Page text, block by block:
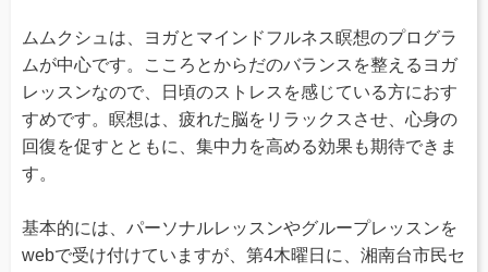
ムムクシュは、ヨガとマインドフルネス瞑想のプログラ
ムが中心です。こころとからだのバランスを整えるヨガ
レッスンなので、日頃のストレスを感じている方におす
すめです。瞑想は、疲れた脳をリラックスさせ、心身の
回復を促すとともに、集中力を高める効果も期待できま
す。
基本的には、パーソナルレッスンやグループレッスンを
webで受け付けていますが、第4木曜日に、湘南台市民セ